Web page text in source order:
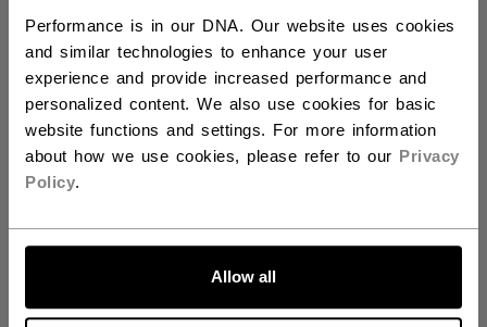
Performance is in our DNA. Our website uses cookies
and similar technologies to enhance your user
experience and provide increased performance and
personalized content. We also use cookies for basic
website functions and settings. For more information
about how we use cookies, please refer to our Privacy
Policy.
Allow all
ALLONS-Y !